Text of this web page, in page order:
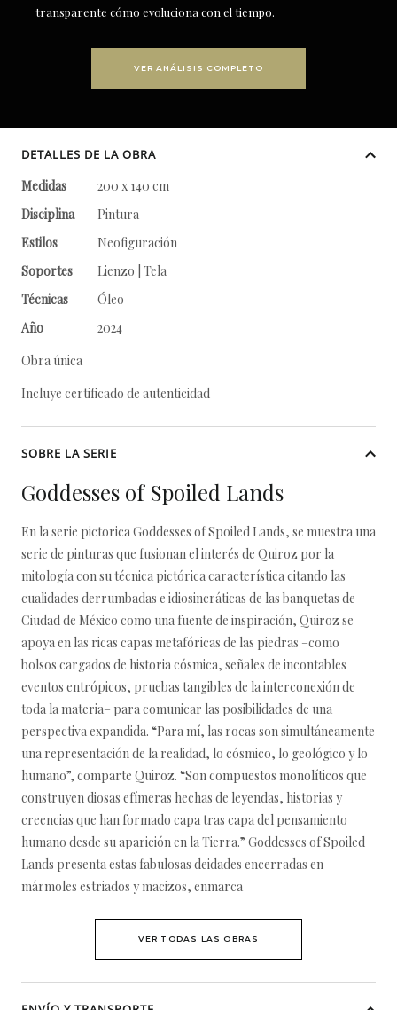
transparente cómo evoluciona con el tiempo.
VER ANÁLISIS COMPLETO
DETALLES DE LA OBRA
Medidas
200 x 140 cm
Disciplina
Pintura
Estilos
Neofiguración
Soportes
Lienzo | Tela
Técnicas
Óleo
Año
2024
Obra única
Incluye certificado de autenticidad
SOBRE LA SERIE
Goddesses of Spoiled Lands
En la serie pictorica Goddesses of Spoiled Lands, se muestra una
serie de pinturas que fusionan el interés de Quiroz por la
mitología con su técnica pictórica característica citando las
cualidades derrumbadas e idiosincráticas de las banquetas de
Ciudad de México como una fuente de inspiración, Quiroz se
apoya en las ricas capas metafóricas de las piedras –como
bolsos cargados de historia cósmica, señales de incontables
eventos entrópicos, pruebas tangibles de la interconexión de
toda la materia– para comunicar las posibilidades de una
perspectiva expandida. “Para mí, las rocas son simultáneamente
una representación de la realidad, lo cósmico, lo geológico y lo
humano”, comparte Quiroz. “Son compuestos monolíticos que
construyen diosas efímeras hechas de leyendas, historias y
creencias que han formado capa tras capa del pensamiento
humano desde su aparición en la Tierra.” Goddesses of Spoiled
Lands presenta estas fabulosas deidades encerradas en
mármoles estriados y macizos, enmarca
VER TODAS LAS OBRAS